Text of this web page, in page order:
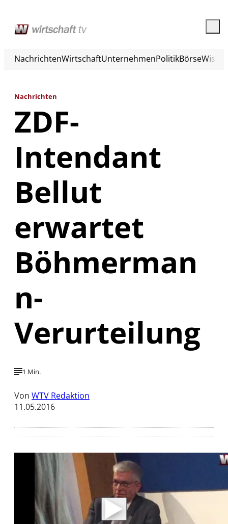
NachrichtenWirtschaftUnternehmenPolitikBörse
Nachrichten
ZDF-
Intendant
Bellut
erwartet
Böhmerman
n-
Verurteilung
1 Min.
Von WTV Redaktion
11.05.2016
Mit der Wiedergabe dieses Videos werden
Daten an Youtube übertragen.
Hinweise dazu erhalten Sie in derDatenschutzerklärung